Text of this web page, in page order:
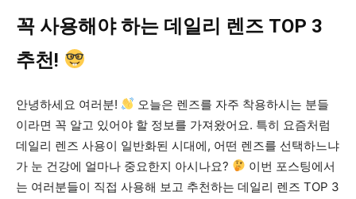
꼭 사용해야 하는 데일리 렌즈 TOP 3
추천!
안녕하세요 여러분!
오늘은 렌즈를 자주 착용하시는 분들
이라면 꼭 알고 있어야 할 정보를 가져왔어요. 특히 요즘처럼
데일리 렌즈 사용이 일반화된 시대에, 어떤 렌즈를 선택하느냐
가 눈 건강에 얼마나 중요한지 아시나요?
이번 포스팅에서
는 여러분들이 직접 사용해 보고 추천하는 데일리 렌즈 TOP 3